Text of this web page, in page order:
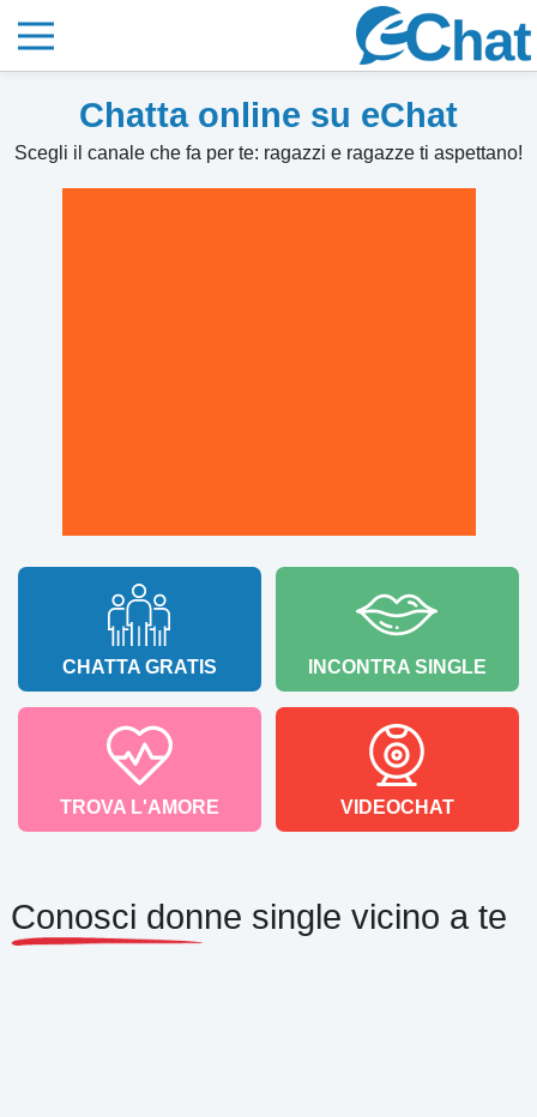
Chatta online su eChat
Scegli il canale che fa per te: ragazzi e ragazze ti aspettano!
CHATTA GRATIS INCONTRA SINGLE
TROVA L'AMORE VIDEOCHAT
Conosci donne single vicino a te